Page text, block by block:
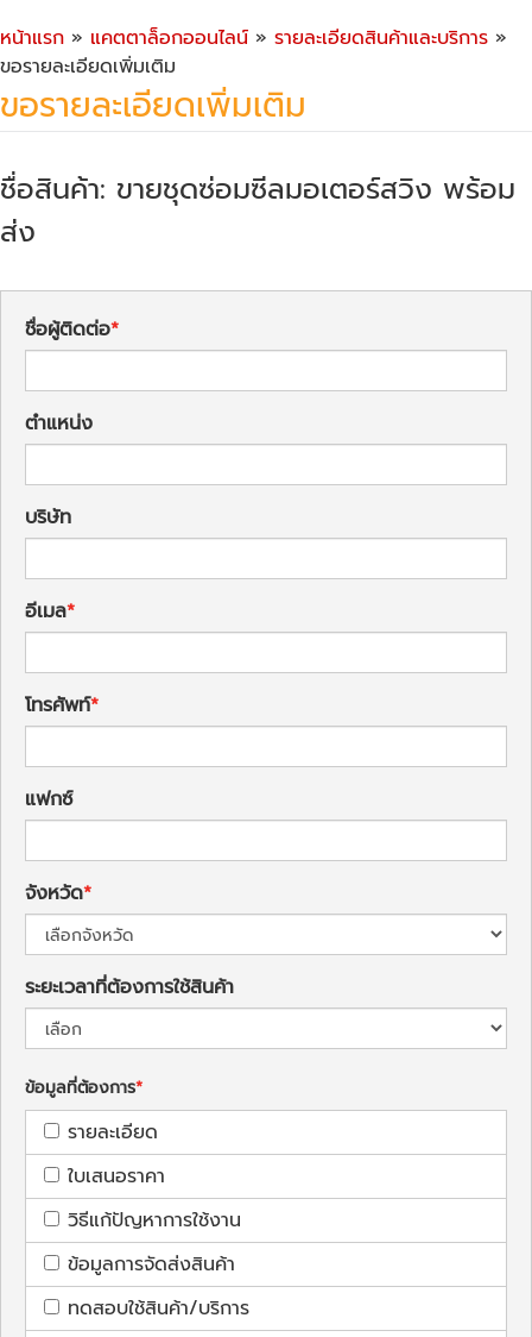
หน้าแรก » แคตตาล็อกออนไลน์ » รายละเอียดสินค้าและบริการ »
ขอรายละเอียดเพิ่มเติม
ขอรายละเอียดเพิ่มเติม
ชื่อสินค้า: ขายชุดซ่อมซีลมอเตอร์สวิง พร้อม
ส่ง
ชื่อผู้ติดต่อ
ตำแหน่ง
บริษัท
อีเมล
โทรศัพท์
แฟกซ์
จังหวัด
ระยะเวลาที่ต้องการใช้สินค้า
ข้อมูลที่ต้องการ
รายละเอียด
ใบเสนอราคา
วิธีแก้ปัญหาการใช้งาน
ข้อมูลการจัดส่งสินค้า
ทดสอบใช้สินค้า/บริการ